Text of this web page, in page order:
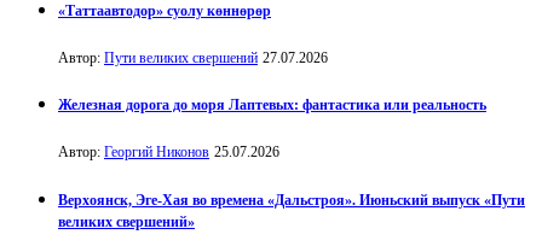
«Таттаавтодор» суолу көннөрөр
Автор: Пути великих свершений 27.07.2026
Железная дорога до моря Лаптевых: фантастика или реальность
Автор: Георгий Никонов 25.07.2026
Верхоянск, Эге-Хая во времена «Дальстроя». Июньский выпуск «Пути
великих свершений»